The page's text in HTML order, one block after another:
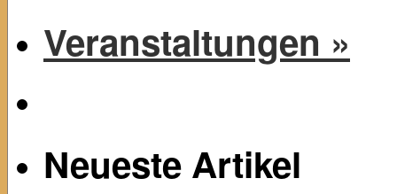
Veranstaltungen »
Neueste Artikel